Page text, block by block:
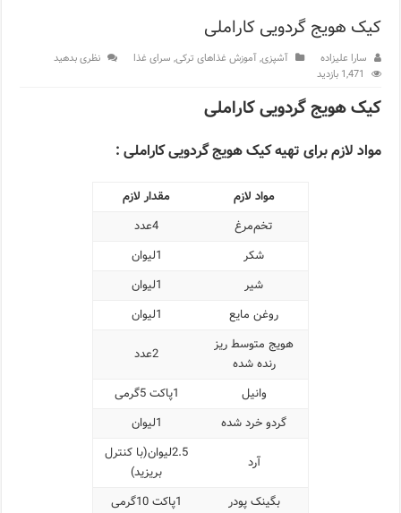
مرکز خرید پولات استانبول | تجربه‌ای متفاوت از خرید و سبک
12 اشتباه رایج در دریافت شهروندی ترکیه از طریق خرید ملک
ویژگی‌های رفتاری و اجتماعی در زبان ترکی استانبولی
ویژگی‌های منفی شخصیت در زبان ترکی استانبولی
ویژگی‌های مثبت شخصیت در زبان ترکی استانبولی
موزه افسانه‌های کارتال استانبول؛ سفری به دنیای قصه‌ها در
موزه ساعت کاخ توپکاپی استانبول
اجاره خانه در استانبول چگونه است؟ راهنمای کامل در سال 2026
کیک هویج گردویی کاراملی
سارا علیزاده آشپزی,آموزش غذاهای ترکی, سرای غذا
نظری بدهید
1,471 بازدید
کیک هویج گردویی کاراملی
مواد لازم برای تهیه کیک هویج گردویی کاراملی :
مواد لازم
مقدار لازم
تخم‌مرغ
4عدد
شکر
1لیوان
شیر
1لیوان
روغن مایع
1لیوان
هویج متوسط ریز
رنده شده
2عدد
وانیل
1پاکت 5گرمی
گردو خرد شده
1لیوان
آرد
2.5لیوان(با کنترل
بریزید)
بگینک پودر
1پاکت 10گرمی